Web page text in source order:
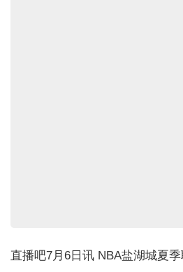
直播吧7月6日讯 NBA盐湖城夏